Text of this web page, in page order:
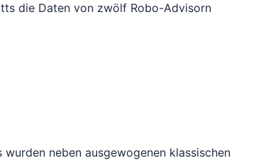
die Daten von zwölf Robo-Advisorn
wurden neben ausgewogenen klassischen